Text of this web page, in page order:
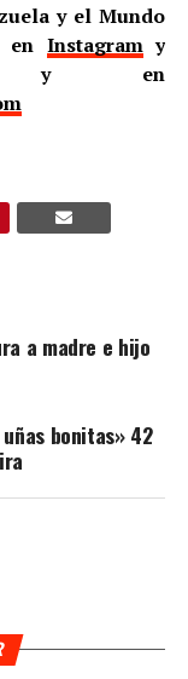
y el Mundo
en Instagramy
en
a madre e hijo
bonitas» 42